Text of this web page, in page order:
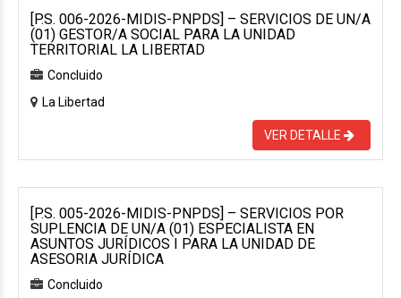
[P.S. 006-2026-MIDIS-PNPDS] – SERVICIOS DE UN/A
(01) GESTOR/A SOCIAL PARA LA UNIDAD
TERRITORIAL LA LIBERTAD
Concluido
La Libertad
VER DETALLE
[P.S. 005-2026-MIDIS-PNPDS] – SERVICIOS POR
SUPLENCIA DE UN/A (01) ESPECIALISTA EN
ASUNTOS JURÍDICOS I PARA LA UNIDAD DE
ASESORIA JURÍDICA
Concluido